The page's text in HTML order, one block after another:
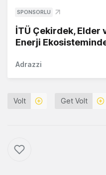
SPONSORLU
İTÜ Çekirdek, Elder
Enerji
Adrazzi
Volt Get Volt